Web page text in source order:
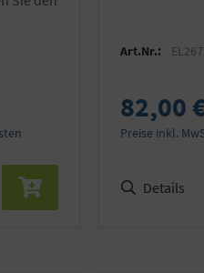
Art.Nr.:
82,00
Preise inkl.
Details